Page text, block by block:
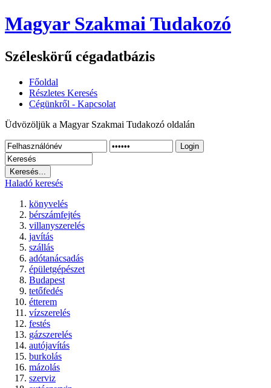
Magyar Szakmai Tudakozó
Széleskörű cégadatbázis
Főoldal
Részletes Keresés
Cégünkről - Kapcsolat
Üdvözöljük a Magyar Szakmai Tudakozó oldalán
Login
Haladó keresés
könyvelés
bérszámfejtés
villanyszerelés
javítás
szállás
adótanácsadás
épületgépészet
Budapest
tetőfedés
étterem
vízszerelés
festés
gázszerelés
autójavítás
burkolás
mázolás
szerviz